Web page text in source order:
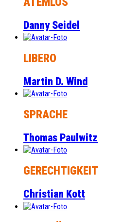
Danny Seidel
LIBERO
Martin D. Wind
SPRACHE
Thomas Paulwitz
GERECHTIGKEIT
Christian Kott